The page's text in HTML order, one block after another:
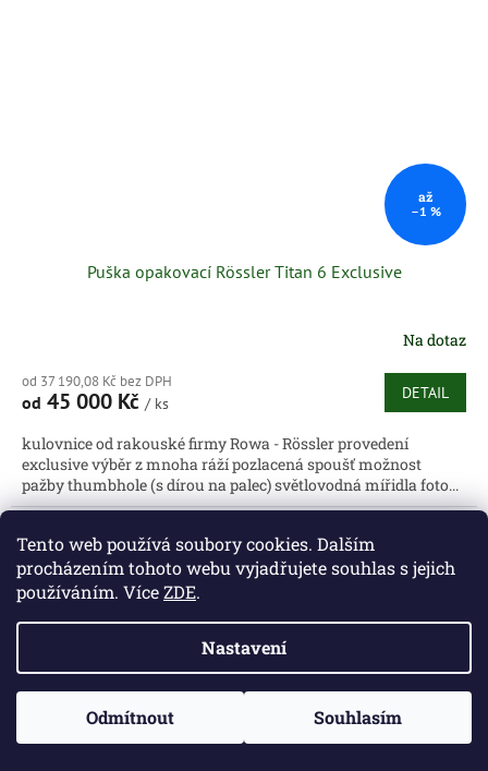
Tento web používá soubory cookies. Dalším
procházením tohoto webu vyjadřujete souhlas s jejich
používáním. VíceZDE.
Nastavení
Odmítnout Souhlasím
až
–1 %
Puška opakovací Rössler Titan 6 Exclusive
Na dotaz
od 37 190,08 Kč bez DPH
od 45 000 Kč / ks
DETAIL
kulovnice od rakouské firmy Rowa - Rössler provedení
exclusive výběr z mnoha ráží pozlacená spoušť možnost
pažby thumbhole (s dírou na palec) světlovodná mířidla foto...